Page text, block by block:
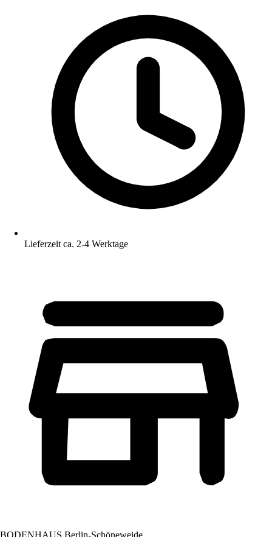
Lieferzeit ca. 2-4 Werktage
BODENHAUS Berlin-Schöneweide